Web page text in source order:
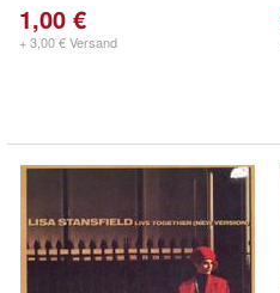
1,00 €
+ 3,00 € Versand